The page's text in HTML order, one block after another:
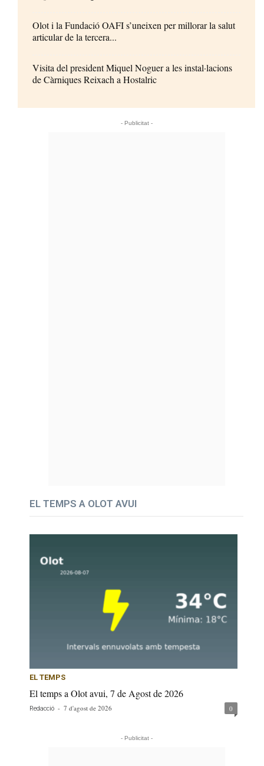
Olot i la Fundació OAFI s’uneixen per millorar la salut
articular de la tercera...
Visita del president Miquel Noguer a les instal·lacions
de Càrniques Reixach a Hostalric
- Publicitat -
EL TEMPS A OLOT AVUI
EL TEMPS
El temps a Olot avui, 7 de Agost de 2026
Redacció - 7 d'agost de 2026 0
- Publicitat -